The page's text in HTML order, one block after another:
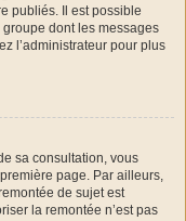
publiés. Il est possible
dont les messages
l’administrateur pour plus
sa consultation, vous
page. Par ailleurs,
de sujet est
la remontée n’est pas